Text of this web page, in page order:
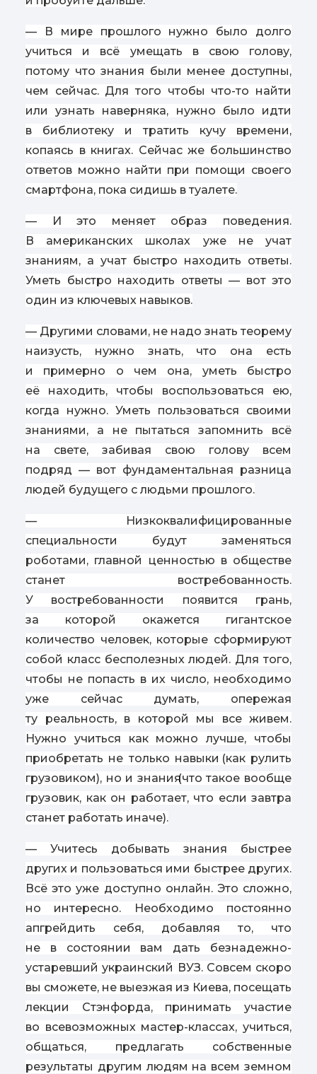
— В мире прошлого нужно было долго
учиться и всё умещать в свою голову,
потому что знания были менее доступны,
чем сейчас. Для того чтобы что-то найти
или узнать наверняка, нужно было идти
в библиотеку и тратить кучу времени,
копаясь в книгах. Сейчас же большинство
ответов можно найти при помощи своего
смартфона, пока сидишь в туалете.
— И это меняет образ поведения.
В американских школах уже не учат
знаниям, а учат быстро находить ответы.
Уметь быстро находить ответы — вот это
один из ключевых навыков.
— Другими словами, не надо знать теорему
наизусть, нужно знать, что она есть
и примерно о чем она, уметь быстро
её находить, чтобы воспользоваться ею,
когда нужно. Уметь пользоваться своими
знаниями, а не пытаться запомнить всё
на свете, забивая свою голову всем
подряд — вот фундаментальная разница
людей будущего с людьми прошлого.
— Низкоквалифицированные
специальности будут заменяться
роботами, главной ценностью в обществе
станет востребованность.
У востребованности появится грань,
за которой окажется гигантское
количество человек, которые сформируют
собой класс бесполезных людей. Для того,
чтобы не попасть в их число, необходимо
уже сейчас думать, опережая
ту реальность, в которой мы все живем.
Нужно учиться как можно лучше, чтобы
приобретать не только навыки(как рулить
грузовиком), но и знания(что такое вообще
грузовик, как он работает, что если завтра
станет работать иначе).
— Учитесь добывать знания быстрее
других и пользоваться ими быстрее других.
Всё это уже доступно онлайн. Это сложно,
но интересно. Необходимо постоянно
апгрейдить себя, добавляя то, что
не в состоянии вам дать безнадежно-
устаревший украинский ВУЗ. Совсем скоро
вы сможете, не выезжая из Киева, посещать
лекции Стэнфорда, принимать участие
во всевозможных мастер-классах, учиться,
общаться, предлагать собственные
результаты другим людям на всем земном